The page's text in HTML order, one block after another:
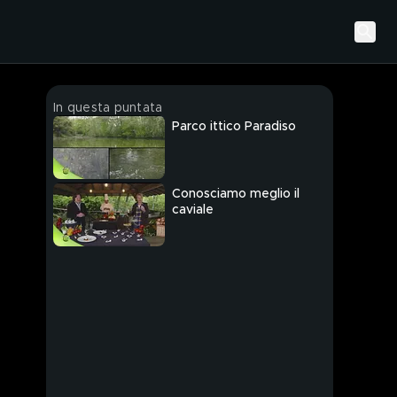
In questa puntata
Parco ittico Paradiso
Conosciamo meglio il
caviale